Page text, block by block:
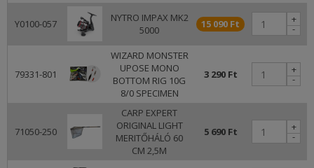
Y0100-057
NYTRO IMPAX MK2
5000
15 090 Ft -
+
79331-801
WIZARD MONSTER
UPOSE MONO
BOTTOM RIG 10G
8/0 SPECIMEN
3 290 Ft -
+
71050-250
CARP EXPERT
ORIGINAL LIGHT
MERITŐHÁLÓ 60
CM 2,5M
5 690 Ft -
+